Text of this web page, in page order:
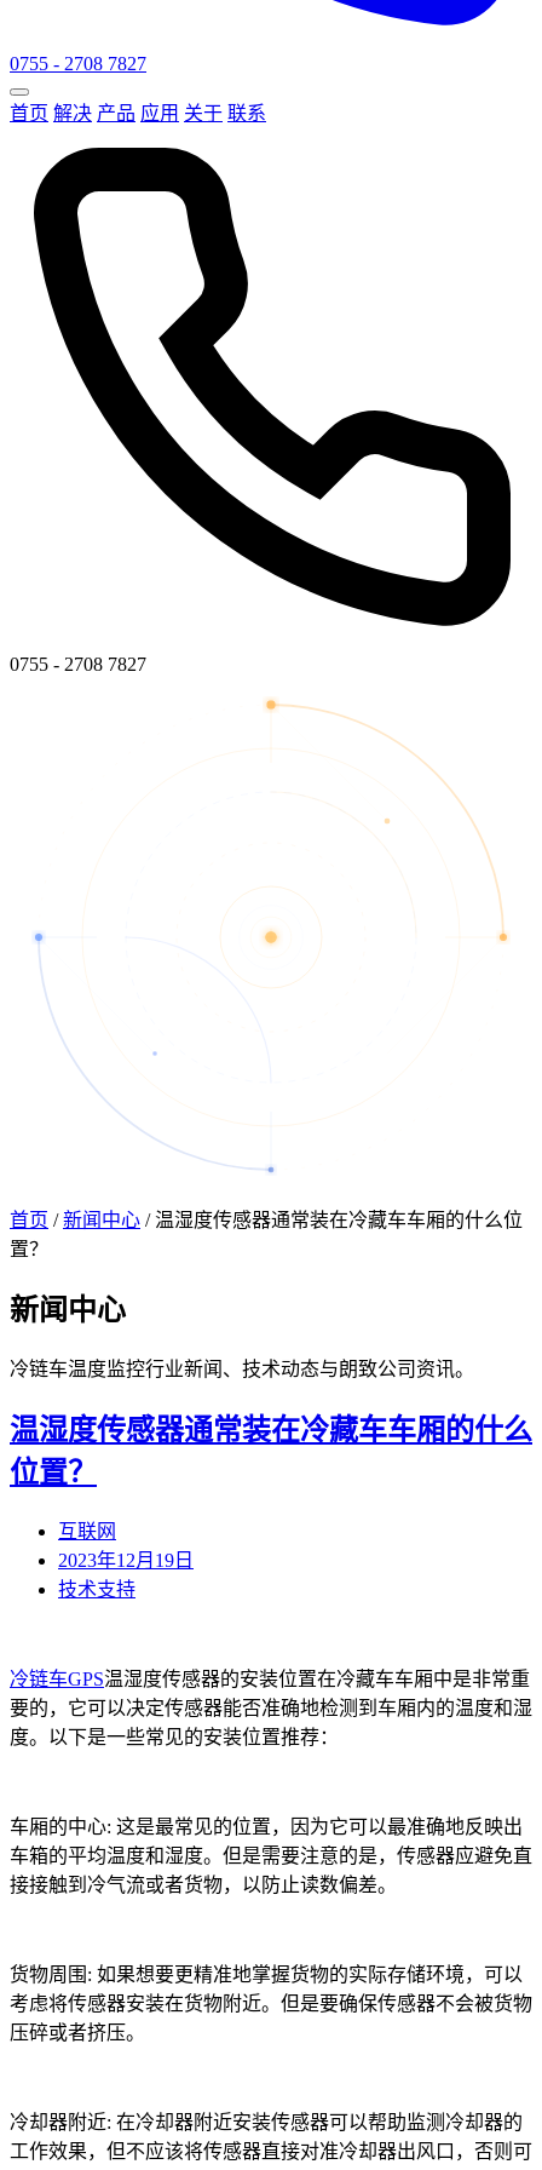
0755 - 2708 7827
首页 解决 产品 应用 关于 联系
0755 - 2708 7827
首页 / 新闻中心 / 温湿度传感器通常装在冷藏车车厢的什么位
置？
新闻 中心
冷链车温度监控行业新闻、技术动态与朗致公司资讯。
温湿度传感器通常装在冷藏车车厢的什么
位置？
互联网
2023年12月19日
技术支持
冷链车GPS温湿度传感器的安装位置在冷藏车车厢中是非常重
要的，它可以决定传感器能否准确地检测到车厢内的温度和湿
度。以下是一些常见的安装位置推荐：
车厢的中心: 这是最常见的位置，因为它可以最准确地反映出
车箱的平均温度和湿度。但是需要注意的是，传感器应避免直
接接触到冷气流或者货物，以防止读数偏差。
货物周围: 如果想要更精准地掌握货物的实际存储环境，可以
考虑将传感器安装在货物附近。但是要确保传感器不会被货物
压碎或者挤压。
冷却器附近: 在冷却器附近安装传感器可以帮助监测冷却器的
工作效果，但不应该将传感器直接对准冷却器出风口，否则可